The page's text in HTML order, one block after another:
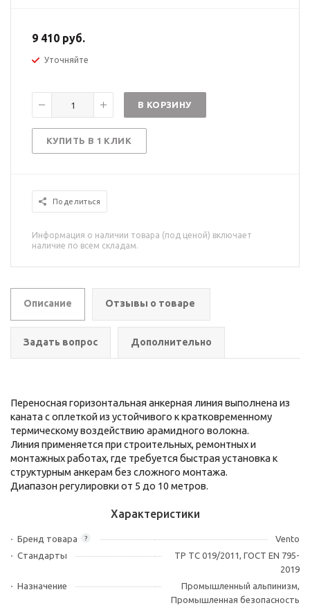
9 410 руб.
Уточняйте
В КОРЗИНУ
КУПИТЬ В 1 КЛИК
Поделиться
Информация о наличии товара (под ценой) включает
наличие по всем складам.
Описание Отзывы о товаре
Задать вопрос Дополнительно
Переносная горизонтальная анкерная линия выполнена из
каната с оплеткой из устойчивого к кратковременному
термическому воздействию арамидного волокна.
Линия применяется при строительных, ремонтных и
монтажных работах, где требуется быстрая установка к
структурным анкерам без сложного монтажа.
Диапазон регулировки от 5 до 10 метров.
Характеристики
?
Бренд товара
Vento
Стандарты
ТР ТС 019/2011, ГОСТ EN 795-
2019
Назначение
Промышленный альпинизм,
Промышленная безопасность